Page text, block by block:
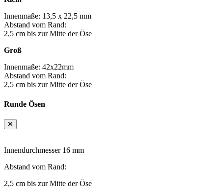
Innenmaße: 13,5 x 22,5 mm
Abstand vom Rand:
2,5 cm bis zur Mitte der Öse
Groß
Innenmaße: 42x22mm
Abstand vom Rand:
2,5 cm bis zur Mitte der Öse
Runde Ösen
Innendurchmesser 16 mm
Abstand vom Rand:
2,5 cm bis zur Mitte der Öse